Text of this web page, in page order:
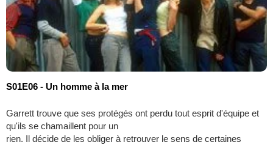
S01E06 - Un homme à la mer
Garrett trouve que ses protégés ont perdu tout esprit d'équipe et
qu'ils se chamaillent pour un
rien. Il décide de les obliger à retrouver le sens de certaines